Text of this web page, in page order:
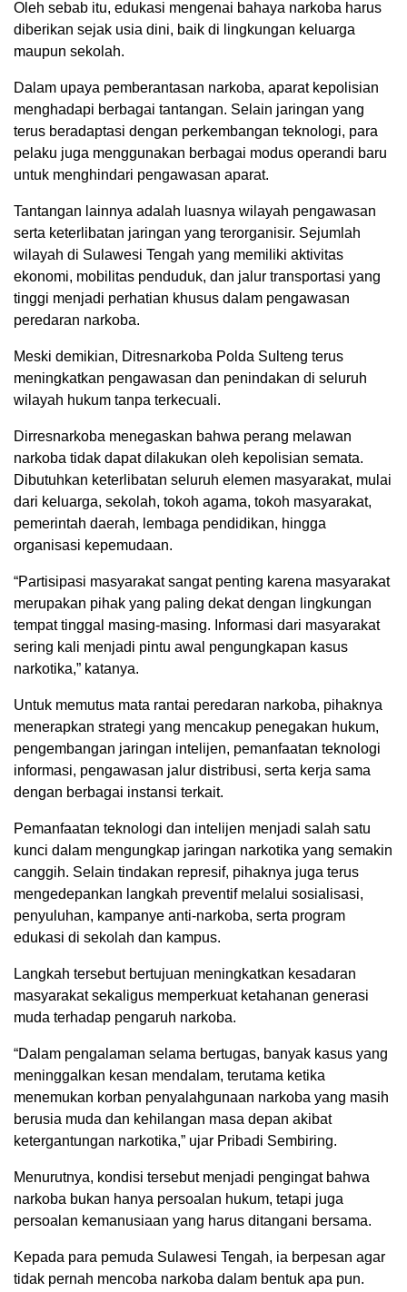
Oleh sebab itu, edukasi mengenai bahaya narkoba harus
diberikan sejak usia dini, baik di lingkungan keluarga
maupun sekolah.
Dalam upaya pemberantasan narkoba, aparat kepolisian
menghadapi berbagai tantangan. Selain jaringan yang
terus beradaptasi dengan perkembangan teknologi, para
pelaku juga menggunakan berbagai modus operandi baru
untuk menghindari pengawasan aparat.
Tantangan lainnya adalah luasnya wilayah pengawasan
serta keterlibatan jaringan yang terorganisir. Sejumlah
wilayah di Sulawesi Tengah yang memiliki aktivitas
ekonomi, mobilitas penduduk, dan jalur transportasi yang
tinggi menjadi perhatian khusus dalam pengawasan
peredaran narkoba.
Meski demikian, Ditresnarkoba Polda Sulteng terus
meningkatkan pengawasan dan penindakan di seluruh
wilayah hukum tanpa terkecuali.
Dirresnarkoba menegaskan bahwa perang melawan
narkoba tidak dapat dilakukan oleh kepolisian semata.
Dibutuhkan keterlibatan seluruh elemen masyarakat, mulai
dari keluarga, sekolah, tokoh agama, tokoh masyarakat,
pemerintah daerah, lembaga pendidikan, hingga
organisasi kepemudaan.
“Partisipasi masyarakat sangat penting karena masyarakat
merupakan pihak yang paling dekat dengan lingkungan
tempat tinggal masing-masing. Informasi dari masyarakat
sering kali menjadi pintu awal pengungkapan kasus
narkotika,” katanya.
Untuk memutus mata rantai peredaran narkoba, pihaknya
menerapkan strategi yang mencakup penegakan hukum,
pengembangan jaringan intelijen, pemanfaatan teknologi
informasi, pengawasan jalur distribusi, serta kerja sama
dengan berbagai instansi terkait.
Pemanfaatan teknologi dan intelijen menjadi salah satu
kunci dalam mengungkap jaringan narkotika yang semakin
canggih. Selain tindakan represif, pihaknya juga terus
mengedepankan langkah preventif melalui sosialisasi,
penyuluhan, kampanye anti-narkoba, serta program
edukasi di sekolah dan kampus.
Langkah tersebut bertujuan meningkatkan kesadaran
masyarakat sekaligus memperkuat ketahanan generasi
muda terhadap pengaruh narkoba.
“Dalam pengalaman selama bertugas, banyak kasus yang
meninggalkan kesan mendalam, terutama ketika
menemukan korban penyalahgunaan narkoba yang masih
berusia muda dan kehilangan masa depan akibat
ketergantungan narkotika,” ujar Pribadi Sembiring.
Menurutnya, kondisi tersebut menjadi pengingat bahwa
narkoba bukan hanya persoalan hukum, tetapi juga
persoalan kemanusiaan yang harus ditangani bersama.
Kepada para pemuda Sulawesi Tengah, ia berpesan agar
tidak pernah mencoba narkoba dalam bentuk apa pun.